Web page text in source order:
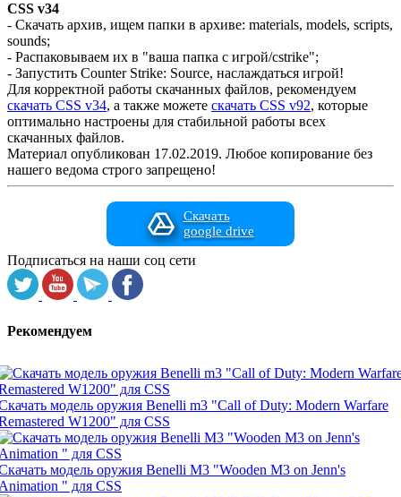
CSS v34
- Скачать архив, ищем папки в архиве: materials, models, scripts,
sounds;
- Распаковываем их в "ваша папка с игрой/cstrike";
- Запустить Counter Strike: Source, наслаждаться игрой!
Для корректной работы скачанных файлов, рекомендуем
скачать CSS v34, а также можете скачать CSS v92, которые
оптимально настроены для стабильной работы всех
скачанных файлов.
Материал опубликован 17.02.2019. Любое копирование без
нашего ведома строго запрещено!
Скачать
google drive
Подписаться на наши соц сети
Рекомендуем
модель оружия Benelli m3 "Call of Duty: Modern Warfare
W1200" для CSS
модель оружия Benelli M3 "Wooden M3 on Jenn's
" для CSS